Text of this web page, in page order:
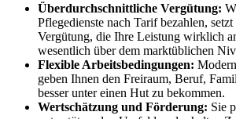
Überdurchschnittliche Vergütung:
Pflegedienste nach Tarif bezahlen,
Vergütung, die Ihre Leistung wirklich
wesentlich über dem marktüblichen
Flexible Arbeitsbedingungen:
geben Ihnen den Freiraum, Beruf,
besser unter einen Hut zu bekommen.
Wertschätzung und Förderung: Sie